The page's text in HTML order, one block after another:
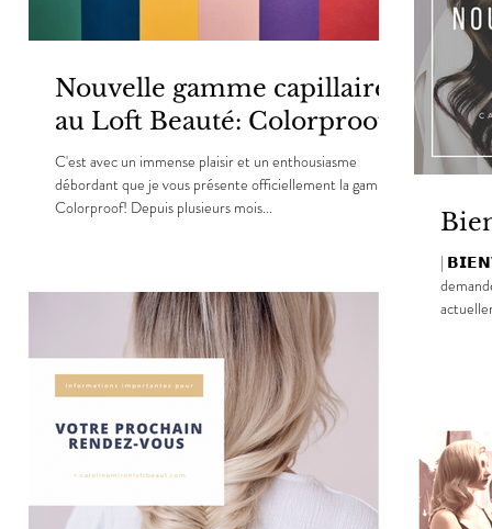
Nouvelle gamme capillaire
au Loft Beauté: Colorproof
C'est avec un immense plaisir et un enthousiasme
débordant que je vous présente officiellement la gamme
Colorproof! Depuis plusieurs mois...
|